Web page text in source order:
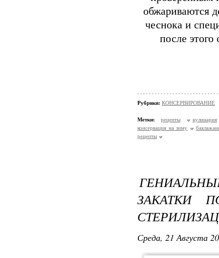
обжариваются
чеснока и
после
Рубрики: КОНСЕРВИРОВАНИЕ
Метки: рецепты
кулинария
консервация на зиму
рецепты
ЗАКАТКИ
Среда, 21 Августа